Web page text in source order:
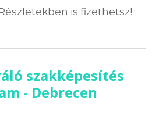
is fizethetsz!
szakképesítés
- Debrecen